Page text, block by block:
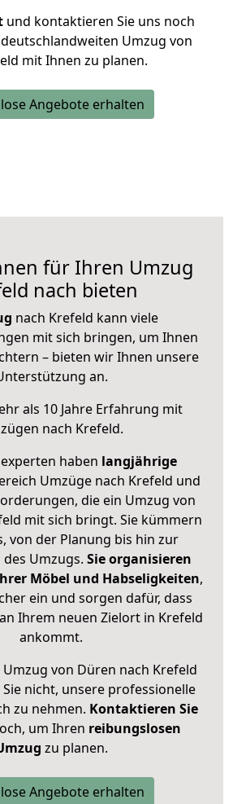
und kontaktieren Sie uns noch
Umzug von
mit Ihnen zu planen.
Angebote erhalten
für Ihren Umzug
nach bieten
nach Krefeld kann viele
mit sich bringen, um Ihnen
– bieten wir Ihnen unsere
an.
als 10 Jahre Erfahrung mit
nach Krefeld.
haben langjährige
Umzüge nach Krefeld und
die ein Umzug von
mit sich bringt. Sie kümmern
von der Planung bis hin zur
Umzugs. Sie organisieren
Möbel und Habseligkeiten,
ein und sorgen dafür, dass
Ihrem neuen Zielort in Krefeld
ankommt.
Umzug von Düren nach Krefeld
nicht, unsere professionelle
zu nehmen. Kontaktieren Sie
um Ihren reibungslosen
zu planen.
Angebote erhalten